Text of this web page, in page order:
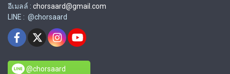
อีเมลล์ : chorsaard@gmail.com
LINE : @chorsaard
@chorsaard